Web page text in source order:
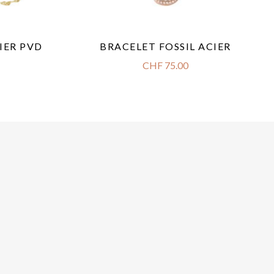
PVD
BRACELET FOSSIL ACIER
CHF 75.00